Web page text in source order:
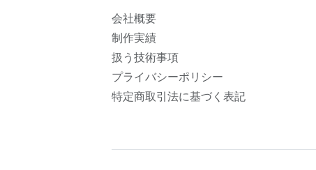
会社概要
制作実績
扱う技術事項
プライバシーポリシー
特定商取引法に基づく表記